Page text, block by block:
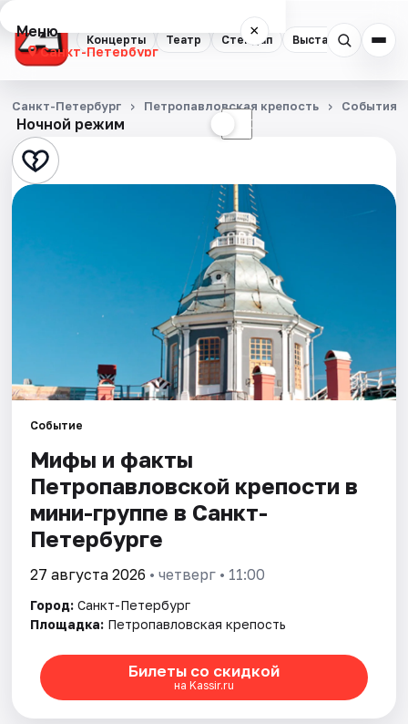
Концерты Театр Стендап Выставки
Меню ×
Санкт-Петербург
Концерты
Театр
Стендап
Квесты
События
Города
Площадки
Артисты
Рейтинги
Ночной режим ☾
Санкт-Петербург Петропавловская крепость События
Событие
Мифы и факты
Петропавловской крепости в
мини-группе в Санкт-
Петербурге
27 августа 2026 • четверг • 11:00
Город: Санкт-Петербург
Площадка: Петропавловская крепость
Билеты со скидкой
на Kassir.ru